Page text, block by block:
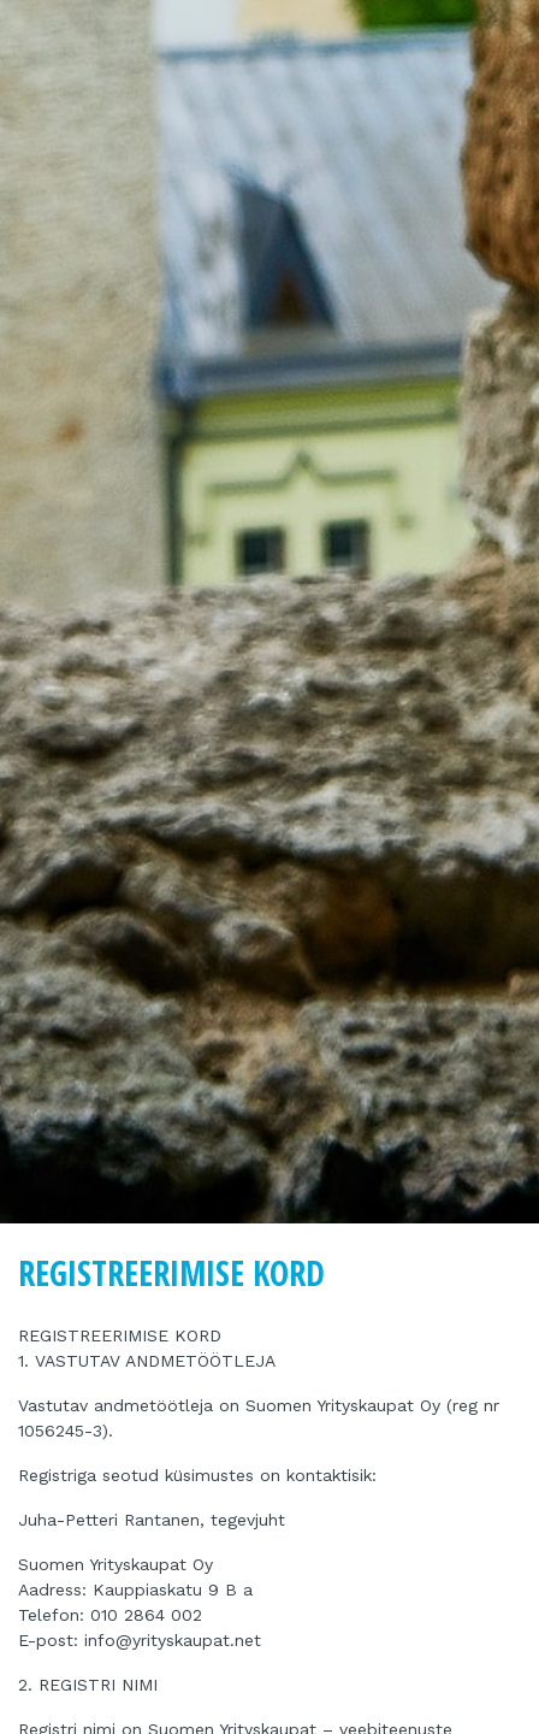
REGISTREERIMISE KORD
REGISTREERIMISE KORD
1. VASTUTAV ANDMETÖÖTLEJA
Vastutav andmetöötleja on Suomen Yrityskaupat Oy (reg nr
1056245-3).
Registriga seotud küsimustes on kontaktisik:
Juha-Petteri Rantanen, tegevjuht
Suomen Yrityskaupat Oy
Aadress: Kauppiaskatu 9 B a
Telefon: 010 2864 002
E-post: info@yrityskaupat.net
2. REGISTRI NIMI
Registri nimi on Suomen Yrityskaupat – veebiteenuste